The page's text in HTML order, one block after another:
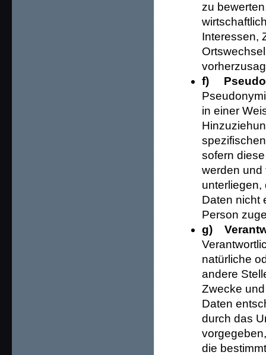
zu
Interessen,
f)
in einer
sofern
werden und
Daten nicht
Person
g)
natürliche
andere
Zwecke
Daten
durch das
die